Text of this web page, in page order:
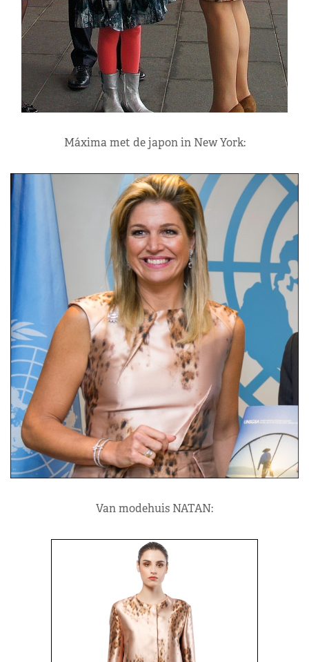
Máxima met de japon in New York:
Van modehuis NATAN: